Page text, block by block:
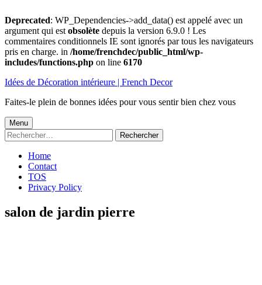
Deprecated: WP_Dependencies->add_data() est appelé avec un
argument qui est obsolète depuis la version 6.9.0 ! Les
commentaires conditionnels IE sont ignorés par tous les navigateurs
pris en charge. in /home/frenchdec/public_html/wp-
includes/functions.php on line 6170
au
Idées de Décoration intérieure | French Decor
Faites-le plein de bonnes idées pour vous sentir bien chez vous
Menu
principal
Menu
Rechercher :
Home
Contact
TOS
Privacy Policy
salon de jardin pierre